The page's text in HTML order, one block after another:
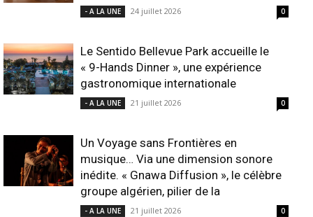
- A LA UNE 24 juillet 2026 0
Le Sentido Bellevue Park accueille le
« 9-Hands Dinner », une expérience
gastronomique internationale
- A LA UNE 21 juillet 2026 0
Un Voyage sans Frontières en
musique… Via une dimension sonore
inédite. « Gnawa Diffusion », le célèbre
groupe algérien, pilier de la
- A LA UNE 21 juillet 2026 0